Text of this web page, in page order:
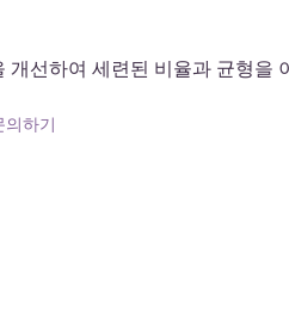
개선하여 세련된 비율과 균형을
의하기